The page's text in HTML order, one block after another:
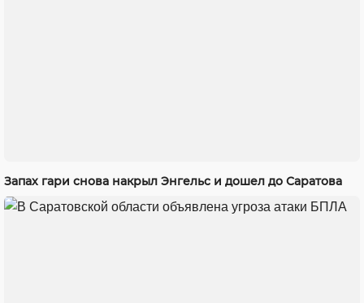
Запах гари снова накрыл Энгельс и дошел до Саратова